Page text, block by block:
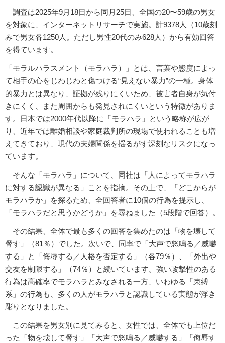
調査は2025年9月18日から同月25日、全国の20〜59歳の男女
を対象に、インターネットリサーチで実施。計9378人（10歳刻
みで男女各1250人。ただし男性20代のみ628人）から有効回答
を得ています。
「モラルハラスメント（モラハラ）」とは、言葉や態度によっ
て相手の心をじわじわと傷つける“見えない暴力”の一種。身体
的暴力とは異なり、証拠が残りにくいため、被害者自身が気付
きにくく、また周囲からも発見されにくいという特徴がありま
す。日本では2000年代以降に「モラハラ」という略称が広が
り、近年では離婚相談や家庭裁判所の現場で使われることも増
えてきており、現代の夫婦関係を揺るがす深刻なリスクになっ
ています。
そんな「モラハラ」について、同社は「人によってモラハラ
に対する認識が異なる」ことを指摘。その上で、「どこからが
モラハラか」を探るため、全回答者に10個の行為を提示し、
「モラハラだと思うかどうか」を尋ねました（5段階で回答）。
その結果、全体で最も多くの回答を集めたのは「物を壊して
脅す」（81％）でした。次いで、同率で「大声で怒鳴る／威嚇
する」と「侮辱する／人格を否定する」（各79％）、「外出や
交友を制限する」（74％）と続いています。強い攻撃性のある
行為は高確率でモラハラとみなされる一方、いわゆる「束縛
系」の行為も、多くの人がモラハラと認識している実態が浮き
彫りとなりました。
この結果を男女別に見てみると、女性では、全体でも上位だ
った「物を壊して脅す」「大声で怒鳴る／威嚇する」「侮辱す